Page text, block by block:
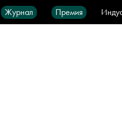
Журнал Премия
Город IT-продукты